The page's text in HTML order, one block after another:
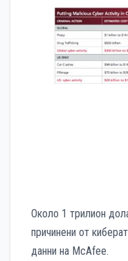
Около 1 трилион
причинени от
данни на McAfee.